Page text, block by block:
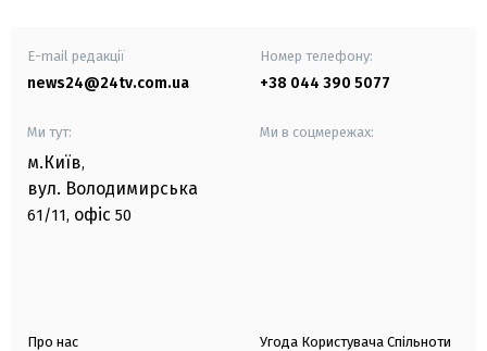
E-mail редакції
news24@24tv.com.ua
Номер телефону:
+38 044 390 5077
Ми тут:
м.Київ,
вул. Володимирська
61/11, офіс 50
Ми в соцмережах:
Про нас Угода Користувача Спільноти